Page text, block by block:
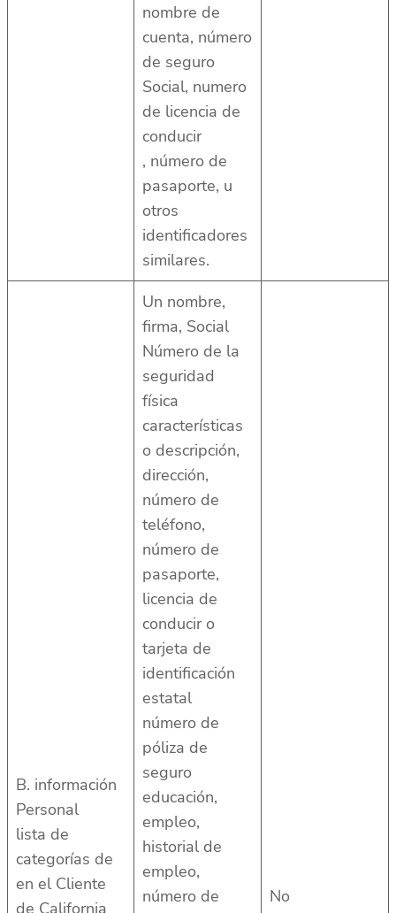
nombre de
cuenta, número
de seguro
Social, numero
de licencia de
conducir
, número de
pasaporte, u
otros
identificadores
similares.
B. información
Personal
lista de
categorías de
en el Cliente
Un nombre,
firma, Social
Número de la
seguridad
física
características
o descripción,
dirección,
número de
teléfono,
número de
pasaporte,
licencia de
conducir o
tarjeta de
identificación
estatal
número de
póliza de
seguro
educación,
empleo,
historial de
empleo,
número de
No